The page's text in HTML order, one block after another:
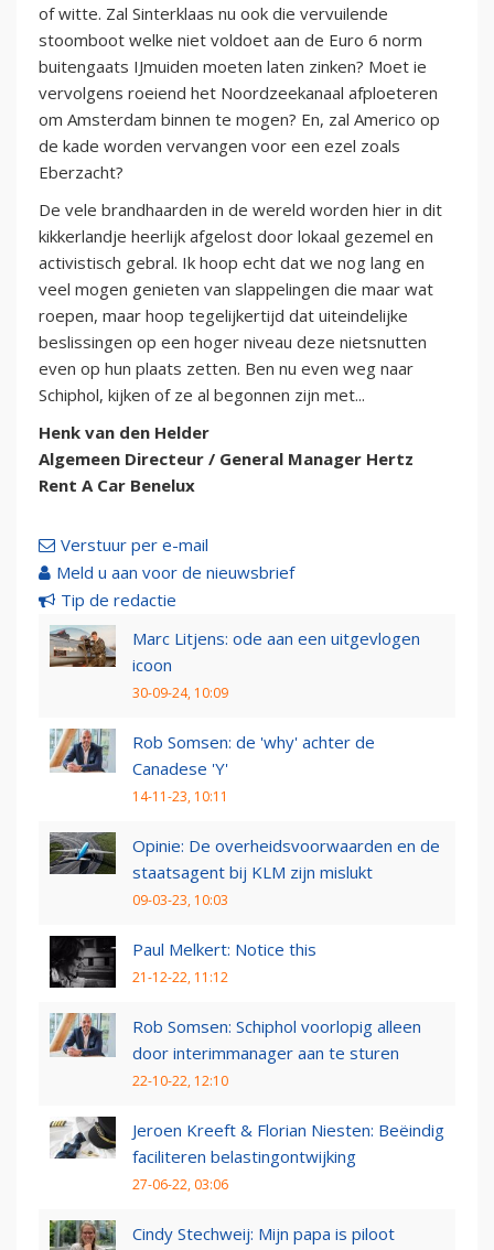
of witte. Zal Sinterklaas nu ook die vervuilende
stoomboot welke niet voldoet aan de Euro 6 norm
buitengaats IJmuiden moeten laten zinken? Moet ie
vervolgens roeiend het Noordzeekanaal afploeteren
om Amsterdam binnen te mogen? En, zal Americo op
de kade worden vervangen voor een ezel zoals
Eberzacht?
De vele brandhaarden in de wereld worden hier in dit
kikkerlandje heerlijk afgelost door lokaal gezemel en
activistisch gebral. Ik hoop echt dat we nog lang en
veel mogen genieten van slappelingen die maar wat
roepen, maar hoop tegelijkertijd dat uiteindelijke
beslissingen op een hoger niveau deze nietsnutten
even op hun plaats zetten. Ben nu even weg naar
Schiphol, kijken of ze al begonnen zijn met...
Henk van den Helder
Algemeen Directeur / General Manager Hertz
Rent A Car Benelux
Verstuur per e-mail
Meld u aan voor de nieuwsbrief
Tip de redactie
Marc Litjens: ode aan een uitgevlogen
icoon
30-09-24, 10:09
Rob Somsen: de 'why' achter de
Canadese 'Y'
14-11-23, 10:11
Opinie: De overheidsvoorwaarden en de
staatsagent bij KLM zijn mislukt
09-03-23, 10:03
Paul Melkert: Notice this
21-12-22, 11:12
Rob Somsen: Schiphol voorlopig alleen
door interimmanager aan te sturen
22-10-22, 12:10
Jeroen Kreeft & Florian Niesten: Beëindig
faciliteren belastingontwijking
27-06-22, 03:06
Cindy Stechweij: Mijn papa is piloot